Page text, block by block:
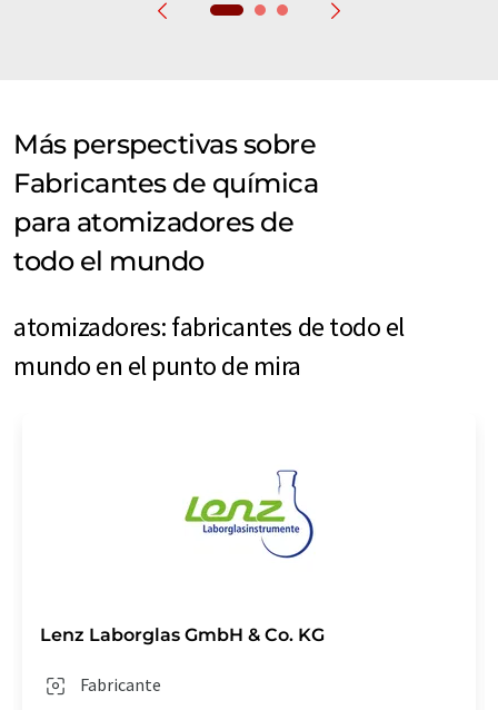
Más perspectivas sobre
Fabricantes de química
para atomizadores de
todo el mundo
atomizadores: fabricantes de todo el
mundo en el punto de mira
Lenz Laborglas GmbH & Co. KG
Fabricante